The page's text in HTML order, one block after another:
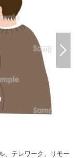
、テレワーク、リモー